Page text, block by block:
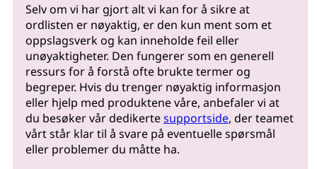
Selv om vi har gjort alt vi kan for å sikre at
ordlisten er nøyaktig, er den kun ment som et
oppslagsverk og kan inneholde feil eller
unøyaktigheter. Den fungerer som en generell
ressurs for å forstå ofte brukte termer og
begreper. Hvis du trenger nøyaktig informasjon
eller hjelp med produktene våre, anbefaler vi at
du besøker vår dedikertesupportside, der teamet
vårt står klar til å svare på eventuelle spørsmål
eller problemer du måtte ha.